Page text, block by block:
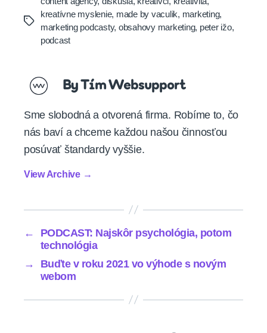
Tags
kreatívne myslenie, made by vaculik, marketing,
marketing podcasty, obsahovy marketing, peter ižo,
podcast
By Tím Websupport
Sme slobodná a otvorená firma. Robíme to, čo
nás baví a chceme každou našou činnosťou
posúvať štandardy vyššie.
View Archive →
←
PODCAST: Najskôr psychológia, potom
technológia
→
Buďte v roku 2021 vo výhode s novým
webom